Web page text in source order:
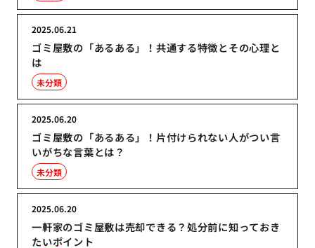
ゴミ屋敷の「あるある」！共通する特徴とその心理と
は
2025.06.21
未分類
ゴミ屋敷の「あるある」！片付けられない人がつい言
いがちな言葉とは？
2025.06.20
未分類
一軒家のゴミ屋敷は売却できる？処分前に知っておき
たいポイント
2025.06.20